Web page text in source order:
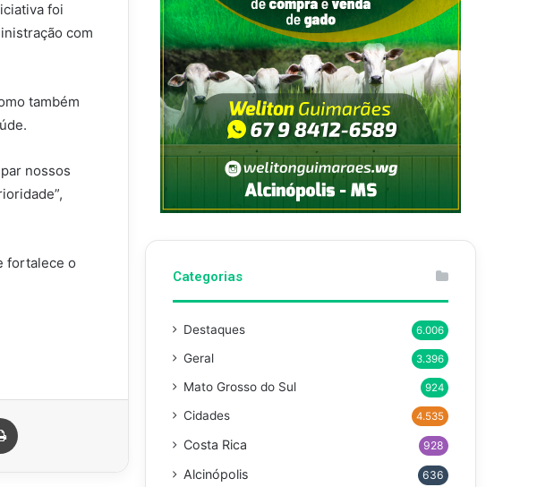
foi
com
também
nossos
fortalece o
Categorias
Destaques 6.006
Geral 3.396
Mato Grosso do Sul 924
Cidades 4.535
Costa Rica 928
Alcinópolis 636